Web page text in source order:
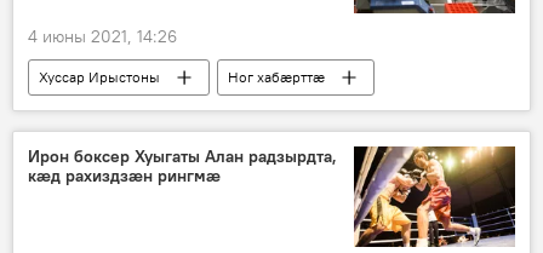
4 июны 2021, 14:26
Хуссар Ирыстоны Ног хабӕрттӕ
Ирон боксер Хуыгаты Алан радзырдта,
кӕд рахиздзӕн рингмӕ